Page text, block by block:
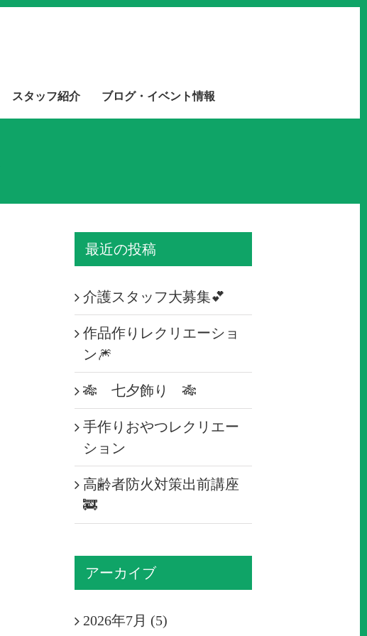
スタッフ紹介 ブログ・イベント情報
最近の投稿
介護スタッフ大募集💕
作品作りレクリエーショ
ン🎆
🎋 七夕飾り 🎋
手作りおやつレクリエー
ション
高齢者防火対策出前講座
🚒
アーカイブ
2026年7月 (5)